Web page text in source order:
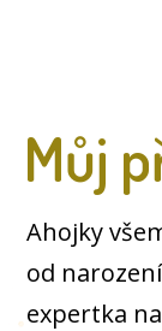
Můj
Ahojky
od
expertka